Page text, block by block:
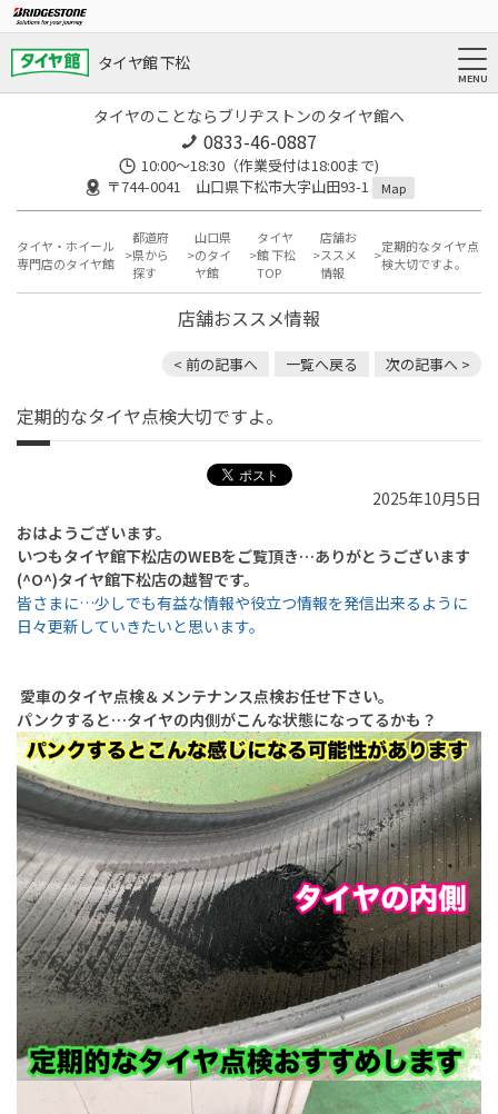
タイヤ館 下松
タイヤのことならブリヂストンのタイヤ館へ
0833-46-0887
10:00～18:30（作業受付は18:00まで)
〒744-0041 山口県下松市大字山田93-1
Map
タイヤ・ホイール
専門店のタイヤ館
都道府
県から
探す
山口県
のタイ
ヤ館
タイヤ
館 下松
TOP
店舗お
ススメ
情報
定期的なタイヤ点
検大切ですよ。
店舗おススメ情報
< 前の記事へ 一覧へ戻る 次の記事へ >
定期的なタイヤ点検大切ですよ。
2025年10月5日
おはようございます。
いつもタイヤ館下松店のWEBをご覧頂き…ありがとうございます
(^O^)タイヤ館下松店の越智です。
皆さまに…少しでも有益な情報や役立つ情報を発信出来るように
日々更新していきたいと思います。
愛車のタイヤ点検＆メンテナンス点検お任せ下さい。
パンクすると…タイヤの内側がこんな状態になってるかも？